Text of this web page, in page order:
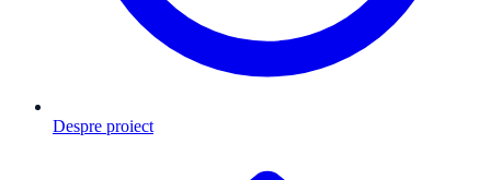
Despre proiect